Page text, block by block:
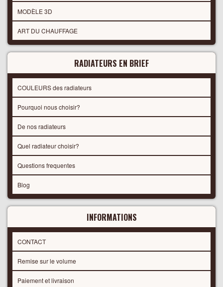
MODÈLE 3D
ART DU CHAUFFAGE
RADIATEURS EN BRIEF
COULEURS des radiateurs
Pourquoi nous choisir?
De nos radiateurs
Quel radiateur choisir?
Questions frequentes
Blog
INFORMATIONS
CONTACT
Remise sur le volume
Paiement et livraison